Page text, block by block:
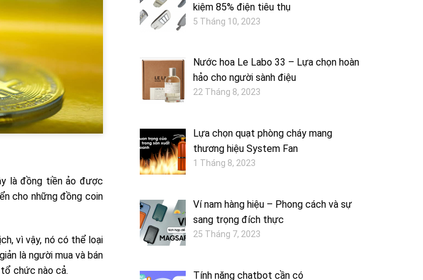
là đồng tiền ảo được
cho những đồng coin
vì vậy, nó có thể loại
là người mua và bán
chức nào cả.
kiệm 85% điện tiêu thụ
5 Tháng 10, 2023
Nước hoa Le Labo 33 – Lựa chọn hoàn
hảo cho người sành điệu
22 Tháng 8, 2023
Lựa chọn quạt phòng cháy mang
thương hiệu System Fan
1 Tháng 8, 2023
Ví nam hàng hiệu – Phong cách và sự
sang trọng đích thực
25 Tháng 7, 2023
Tính năng chatbot cần có